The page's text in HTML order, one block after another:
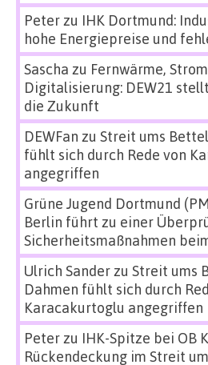
Peterzu IHK Dortmund:
hohe Energiepreise und
Sascha zu Fernwärme,
Digitalisierung: DEW21
die Zukunft
DEWFan zu Streit ums
fühlt sich durch Rede von
angegriffen
Grüne Jugend Dortmund
Berlin führt zu einer
Sicherheitsmaßnahmen
Ulrich Sanderzu Streit ums
Dahmen fühlt sich durch
Karacakurtoglu angegriffen
Peterzu IHK-Spitze bei OB
Rückendeckung im Streit